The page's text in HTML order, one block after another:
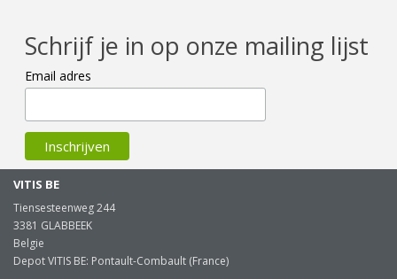
Schrijf je in op onze mailing lijst
Email adres
VITIS BE
Tiensesteenweg 244
3381 GLABBEEK
Belgie
Depot VITIS BE: Pontault-Combault (France)